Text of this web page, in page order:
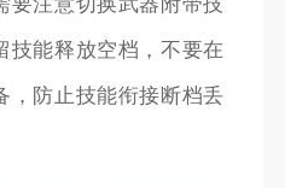
技能释放空档，不要在
，防止技能衔接断档丢